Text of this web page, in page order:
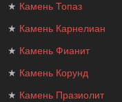
★ Камень Топаз
★ Камень Карнелиан
★ Камень Фианит
★ Камень Корунд
★ Камень Празиолит